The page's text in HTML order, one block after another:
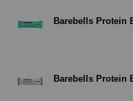
Barebells Protein
Barebells Protein